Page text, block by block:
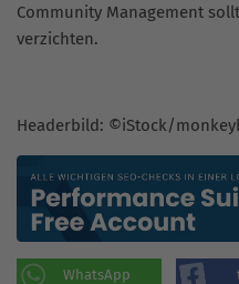
Community Management
verzichten.
Headerbild: ©iStock/
WhatsApp